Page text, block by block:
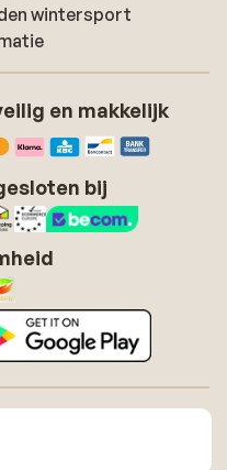
wintersport
en makkelijk
bij